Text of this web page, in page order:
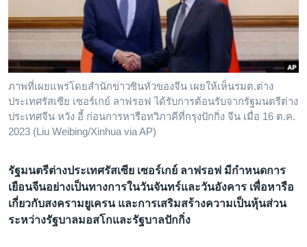
เรียนรู้ภาษาอังกฤษ
พอดคาสต์
ติดตามเรา
เลือกภาษา
ภาพที่เผยแพร่โดยสำนักข่าวซินหัวของจีน เผยให้เห็นรมต.ต่าง
ประเทศรัสเซีย เซอร์เกย์ ลาฟรอฟ ได้รับการต้อนรับจากรัฐมนตรีต่าง
ประเทศจีน หวัง อี้ ก่อนการหารือทวิภาคีที่กรุงปักกิ่ง จีน เมื่อ 16 ต.ค.
2023 (Liu Weibing/Xinhua via AP)
รัฐมนตรีต่างประเทศรัสเซีย เซอร์เกย์ ลาฟรอฟ มีกำหนดการ
เยือนจีนอย่างเป็นทางการในวันจันทร์และวันอังคาร เพื่อหารือ
เกี่ยวกับสงครามยูเครน และการเสริมสร้างความเป็นหุ้นส่วน
ระหว่างรัฐบาลมอสโกและรัฐบาลปักกิ่ง